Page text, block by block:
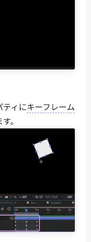
ティにキーフレーム
。